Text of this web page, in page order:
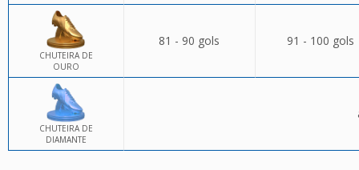
CHUTEIRA DE
OURO
81 - 90 gols 91 - 100 gols
CHUTEIRA DE
DIAMANTE